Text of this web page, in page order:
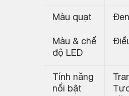
Màu quạt Đen
Màu & chế
độ LED
Tính năng
nổi bật